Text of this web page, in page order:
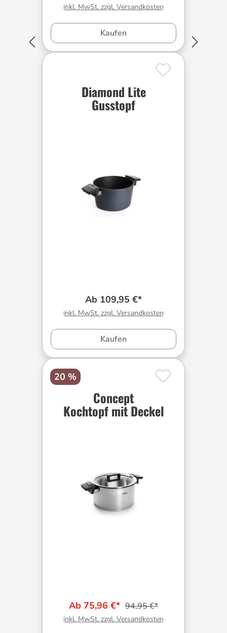
inkl. MwSt. zzgl. Versandkosten
Kaufen
Diamond Lite
Gusstopf
Ab 109,95 €*
inkl. MwSt. zzgl. Versandkosten
Kaufen
20 %
Concept
Kochtopf mit Deckel
Ab 75,96 €* 94,95 €*
inkl. MwSt. zzgl. Versandkosten